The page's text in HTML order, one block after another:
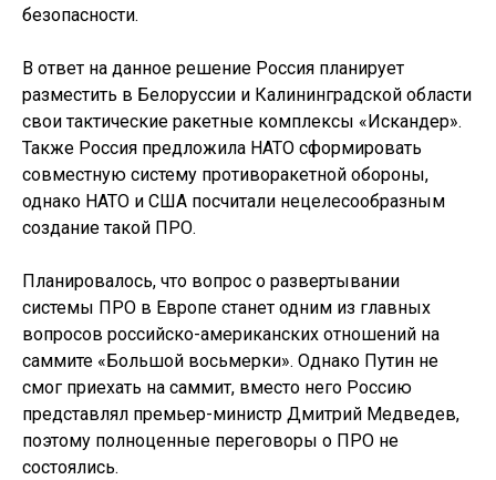
безопасности.
В ответ на данное решение Россия планирует
разместить в Белоруссии и Калининградской области
свои тактические ракетные комплексы «Искандер».
Также Россия предложила НАТО сформировать
совместную систему противоракетной обороны,
однако НАТО и США посчитали нецелесообразным
создание такой ПРО.
Планировалось, что вопрос о развертывании
системы ПРО в Европе станет одним из главных
вопросов российско-американских отношений на
саммите «Большой восьмерки». Однако Путин не
смог приехать на саммит, вместо него Россию
представлял премьер-министр Дмитрий Медведев,
поэтому полноценные переговоры о ПРО не
состоялись.